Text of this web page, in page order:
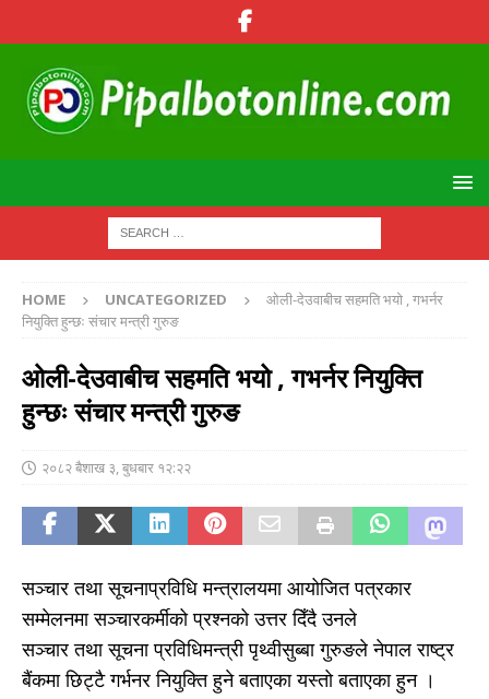
HOME UNCATEGORIZED
ओली-देउवाबीच सहमति भयो , गभर्नर
नियुक्ति हुन्छः संचार मन्त्री गुरुङ
ओली-देउवाबीच सहमति भयो , गभर्नर नियुक्ति
हुन्छः संचार मन्त्री गुरुङ
२०८२ बैशाख ३, बुधबार १२:२२
सञ्चार तथा सूचनाप्रविधि मन्त्रालयमा आयोजित पत्रकार
सम्मेलनमा सञ्चारकर्मीको प्रश्नको उत्तर दिँदै उनले
सञ्चार तथा सूचना प्रविधिमन्त्री पृथ्वीसुब्बा गुरुङले नेपाल राष्ट्र
बैंकमा छिट्टै गर्भनर नियुक्ति हुने बताएका यस्तो बताएका हुन ।